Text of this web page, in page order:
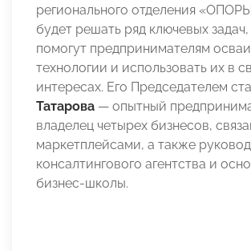
регионального отделения
будет решать ряд ключевых
помогут предпринимателям
технологии и использовать их в
интересах. Его Председателем
Татарова — опытный
владелец четырех бизнесов,
маркетплейсами, а также
консалтингового агентства и
бизнес-школы.